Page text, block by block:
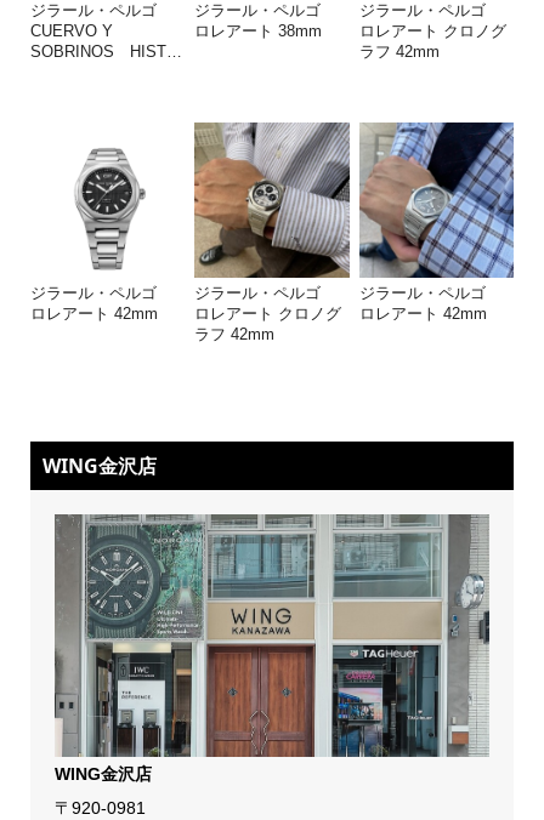
ジラール・ペルゴ
CUERVO Y
SOBRINOS HIST…
ジラール・ペルゴ
ロレアート 38mm
ジラール・ペルゴ
ロレアート クロノグ
ラフ 42mm
ジラール・ペルゴ
ロレアート 42mm
ジラール・ペルゴ
ロレアート クロノグ
ラフ 42mm
ジラール・ペルゴ
ロレアート 42mm
WING金沢店
WING金沢店
〒920-0981